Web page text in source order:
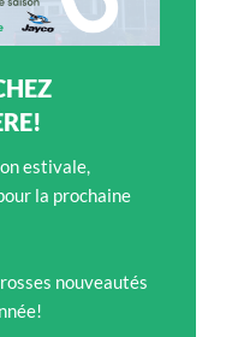
estivale,
la prochaine
nouveautés